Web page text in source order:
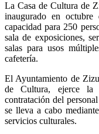
La Casa de Cultura de
inaugurado en
capacidad para 250
sala de exposiciones,
salas para usos
cafetería.
El Ayuntamiento de
de Cultura, ejerce la
contratación del
se lleva a cabo
servicios culturales.